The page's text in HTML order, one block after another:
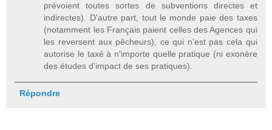
prévoient toutes sortes de subventions directes et
indirectes). D'autre part, tout le monde paie des taxes
(notamment les Français paient celles des Agences qui
les reversent aux pêcheurs), ce qui n'est pas cela qui
autorise le taxé à n'importe quelle pratique (ni exonère
des études d'impact de ses pratiques).
Répondre